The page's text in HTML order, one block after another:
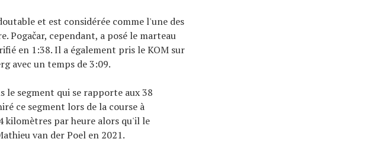
et est considérée comme l'une des
Pogačar, cependant, a posé le marteau
en 1:38. Il a également pris le KOM sur
avec un temps de 3:09.
le segment qui se rapporte aux 38
ce segment lors de la course à
kilomètres par heure alors qu'il le
van der Poel en 2021.